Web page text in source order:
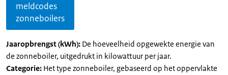
meldcodes
zonneboilers
Jaaropbrengst (kWh): De hoeveelheid opgewekte energie van
de zonneboiler, uitgedrukt in kilowattuur per jaar.
Categorie: Het type zonneboiler, gebaseerd op het oppervlakte